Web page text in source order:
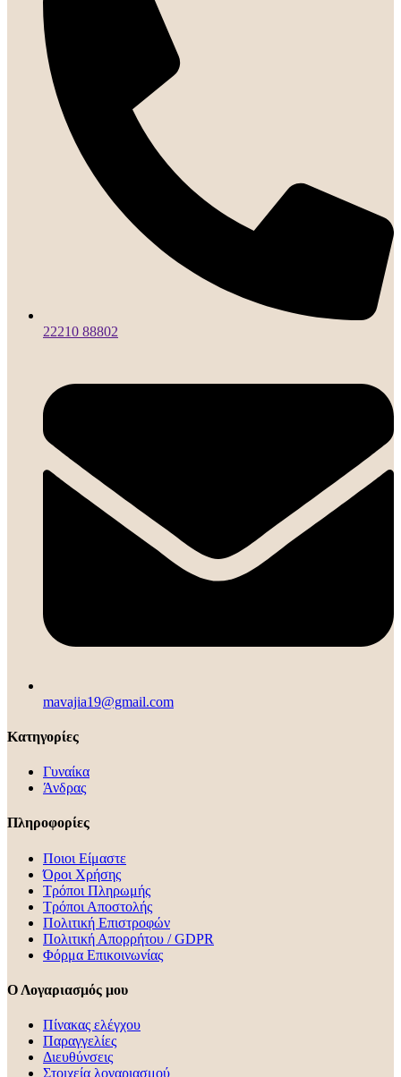
22210 88802
mavajia19@gmail.com
Κατηγορίες
Γυναίκα
Άνδρας
Πληροφορίες
Ποιοι Είμαστε
Όροι Χρήσης
Τρόποι Πληρωμής
Τρόποι Αποστολής
Πολιτική Επιστροφών
Πολιτική Απορρήτου / GDPR
Φόρμα Επικοινωνίας
Ο Λογαριασμός μου
Πίνακας ελέγχου
Παραγγελίες
Διευθύνσεις
Στοιχεία λογαριασμού